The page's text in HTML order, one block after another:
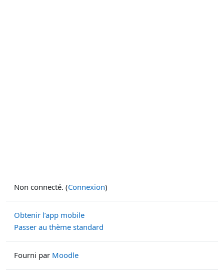
Non connecté. (Connexion)
Obtenir l’app mobile
Passer au thème standard
Fourni par Moodle